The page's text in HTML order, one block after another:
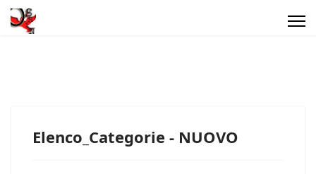
Elenco_Categorie - NUOVO